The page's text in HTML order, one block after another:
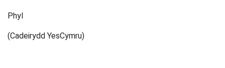
Phyl
(Cadeirydd YesCymru)